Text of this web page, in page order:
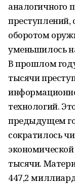
аналогичного
преступлений,
оборотом
уменьшилось
В прошлом
тысячи
технологий.
предыдущем
сократилось
тысячи.
447,2